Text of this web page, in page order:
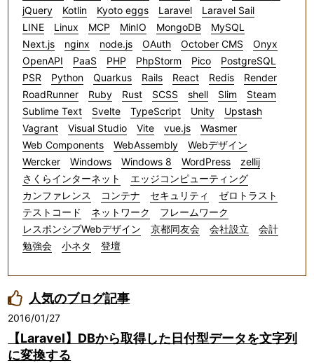
jQuery
Kotlin Kyoto eggs Laravel
Laravel Sail
LINE
Linux MCP MinIO MongoDB
MySQL
Next.js
nginx node.js OAuth October CMS
Onyx
OpenAPI
PaaS PHP PhpStorm Pico
PostgreSQL
PSR
Python Quarkus Rails React Redis
Render
RoadRunner
Ruby Rust SCSS shell Slim
Steam
Sublime Text
Svelte TypeScript Unity
Upstash
Vagrant
Visual Studio Vite vue.js
Wasmer
Web Components
WebAssembly
Webデザイン
Wercker
Windows Windows 8 WordPress
zellij
さくらインターネット
エッジコンピューティング
カンファレンス
コンテナ セキュリティ
ゼロトラスト
テストコード
ネットワーク
フレームワーク
レスポンシブWebデザイン
京都同友会 会社設立
会計
勉強会
小ネタ 登壇
人気のブログ記事
2016/01/27
【Laravel】DBから取得した日付型データを文字列
に変換する